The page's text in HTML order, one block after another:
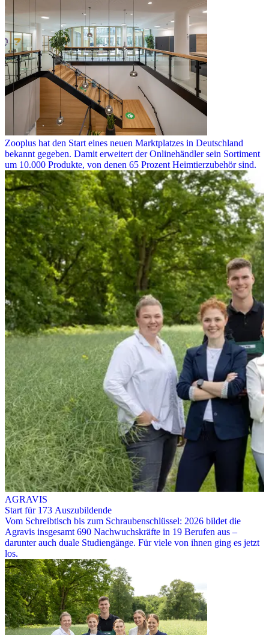
Zooplus hat den Start eines neuen Marktplatzes in Deutschland
bekannt gegeben. Damit erweitert der Onlinehändler sein Sortiment
um 10.000 Produkte, von denen 65 Prozent Heimtierzubehör sind.
AGRAVIS
Start für 173 Auszubildende
Vom Schreibtisch bis zum Schraubenschlüssel: 2026 bildet die
Agravis insgesamt 690 Nachwuchskräfte in 19 Berufen aus –
darunter auch duale Studiengänge. Für viele von ihnen ging es jetzt
los.